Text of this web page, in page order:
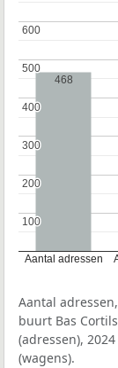
Aantal adressen
100
100
200
200
300
300
400
400
500
500
600
600
468
Aantal
buurt Bas
(adressen),
(wagens).